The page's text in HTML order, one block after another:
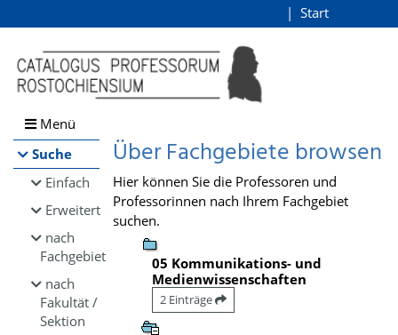
Browsen
direkt zum Inhalt
Start
Menü
Suche
Einfach
Erweitert
nach
Fachgebiet
nach
Fakultät /
Sektion
Über Fachgebiete browsen
Hier können Sie die Professoren und
Professorinnen nach Ihrem Fachgebiet
suchen.
05 Kommunikations- und
Medienwissenschaften
2 Einträge